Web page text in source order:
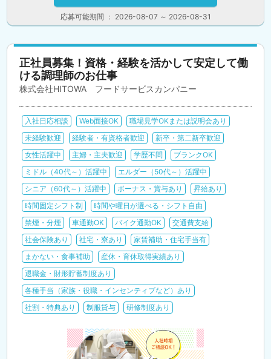
応募可能期間 ： 2026-08-07 ～ 2026-08-31
正社員募集！資格・経験を活かして安定して働
ける調理師のお仕事
株式会社HITOWA フードサービスカンパニー
入社日応相談 Web面接OK
職場見学OKまたは説明会あり
未経験歓迎
経験者・有資格者歓迎
新卒・第二新卒歓迎
女性活躍中
主婦・主夫歓迎 学歴不問
ブランクOK
ミドル（40代～）活躍中
エルダー（50代～）活躍中
シニア（60代～）活躍中
ボーナス・賞与あり
昇給あり
時間固定シフト制
時間や曜日が選べる・シフト自由
禁煙・分煙
車通勤OK バイク通勤OK
交通費支給
社会保険あり
社宅・寮あり
家賃補助・住宅手当有
まかない・食事補助
産休・育休取得実績あり
退職金・財形貯蓄制度あり
各種手当（家族・役職・インセンティブなど）あり
社割・特典あり
制服貸与 研修制度あり